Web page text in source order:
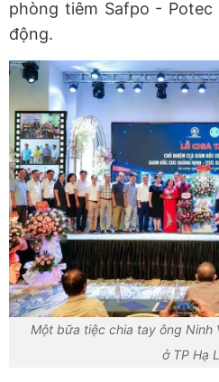
phòng tiêm Safpo -
động.
Một bữa tiệc chia tay ông Ninh
ở TP Hạ